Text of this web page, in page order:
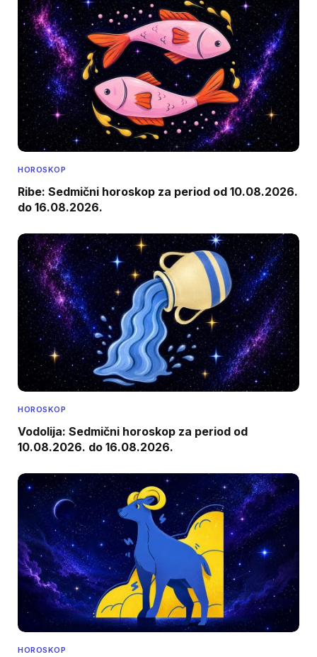
HOROSKOP
Ribe: Sedmični horoskop za period od 10.08.2026.
do 16.08.2026.
HOROSKOP
Vodolija: Sedmični horoskop za period od
10.08.2026. do 16.08.2026.
HOROSKOP